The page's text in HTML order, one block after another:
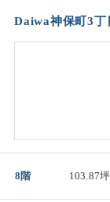
Daiwa神保町3丁
8階 103.87坪